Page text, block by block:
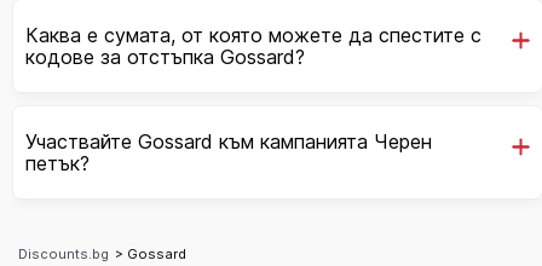
Каква е сумата, от която можете да спестите с
кодове за отстъпка Gossard?
Участвайте Gossard към кампанията Черен
петък?
Discounts.bg > Gossard